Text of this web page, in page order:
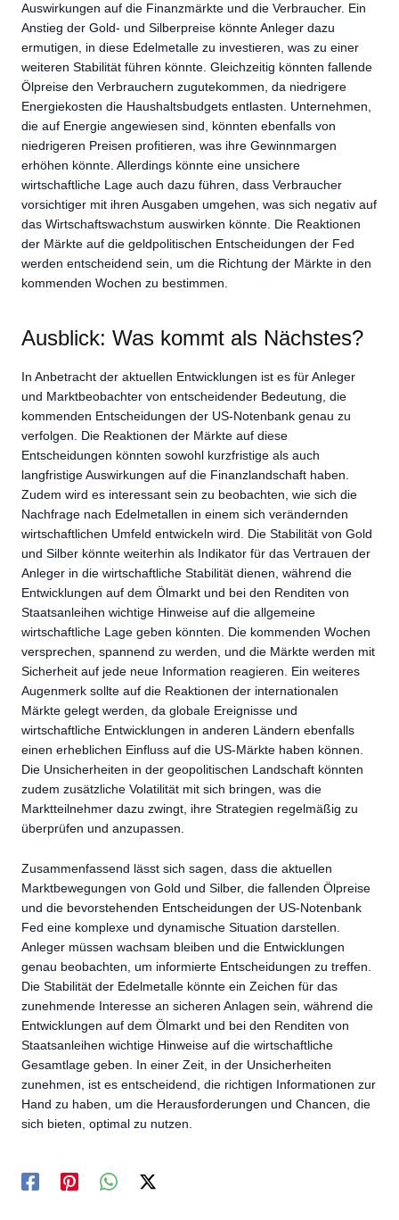
Auswirkungen auf die Finanzmärkte und die Verbraucher. Ein
Anstieg der Gold- und Silberpreise könnte Anleger dazu
ermutigen, in diese Edelmetalle zu investieren, was zu einer
weiteren Stabilität führen könnte. Gleichzeitig könnten fallende
Ölpreise den Verbrauchern zugutekommen, da niedrigere
Energiekosten die Haushaltsbudgets entlasten. Unternehmen,
die auf Energie angewiesen sind, könnten ebenfalls von
niedrigeren Preisen profitieren, was ihre Gewinnmargen
erhöhen könnte. Allerdings könnte eine unsichere
wirtschaftliche Lage auch dazu führen, dass Verbraucher
vorsichtiger mit ihren Ausgaben umgehen, was sich negativ auf
das Wirtschaftswachstum auswirken könnte. Die Reaktionen
der Märkte auf die geldpolitischen Entscheidungen der Fed
werden entscheidend sein, um die Richtung der Märkte in den
kommenden Wochen zu bestimmen.
Ausblick: Was kommt als Nächstes?
In Anbetracht der aktuellen Entwicklungen ist es für Anleger
und Marktbeobachter von entscheidender Bedeutung, die
kommenden Entscheidungen der US-Notenbank genau zu
verfolgen. Die Reaktionen der Märkte auf diese
Entscheidungen könnten sowohl kurzfristige als auch
langfristige Auswirkungen auf die Finanzlandschaft haben.
Zudem wird es interessant sein zu beobachten, wie sich die
Nachfrage nach Edelmetallen in einem sich verändernden
wirtschaftlichen Umfeld entwickeln wird. Die Stabilität von Gold
und Silber könnte weiterhin als Indikator für das Vertrauen der
Anleger in die wirtschaftliche Stabilität dienen, während die
Entwicklungen auf dem Ölmarkt und bei den Renditen von
Staatsanleihen wichtige Hinweise auf die allgemeine
wirtschaftliche Lage geben könnten. Die kommenden Wochen
versprechen, spannend zu werden, und die Märkte werden mit
Sicherheit auf jede neue Information reagieren. Ein weiteres
Augenmerk sollte auf die Reaktionen der internationalen
Märkte gelegt werden, da globale Ereignisse und
wirtschaftliche Entwicklungen in anderen Ländern ebenfalls
einen erheblichen Einfluss auf die US-Märkte haben können.
Die Unsicherheiten in der geopolitischen Landschaft könnten
zudem zusätzliche Volatilität mit sich bringen, was die
Marktteilnehmer dazu zwingt, ihre Strategien regelmäßig zu
überprüfen und anzupassen.
Zusammenfassend lässt sich sagen, dass die aktuellen
Marktbewegungen von Gold und Silber, die fallenden Ölpreise
und die bevorstehenden Entscheidungen der US-Notenbank
Fed eine komplexe und dynamische Situation darstellen.
Anleger müssen wachsam bleiben und die Entwicklungen
genau beobachten, um informierte Entscheidungen zu treffen.
Die Stabilität der Edelmetalle könnte ein Zeichen für das
zunehmende Interesse an sicheren Anlagen sein, während die
Entwicklungen auf dem Ölmarkt und bei den Renditen von
Staatsanleihen wichtige Hinweise auf die wirtschaftliche
Gesamtlage geben. In einer Zeit, in der Unsicherheiten
zunehmen, ist es entscheidend, die richtigen Informationen zur
Hand zu haben, um die Herausforderungen und Chancen, die
sich bieten, optimal zu nutzen.